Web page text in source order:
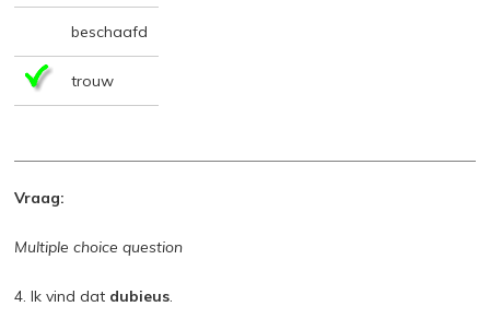
beschaafd
trouw
Vraag:
Multiple choice question
4. Ik vind dat dubieus.